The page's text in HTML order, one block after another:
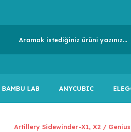
BAMBU LAB ANYCUBIC
Artillery Sidewinder-X1, X2 /